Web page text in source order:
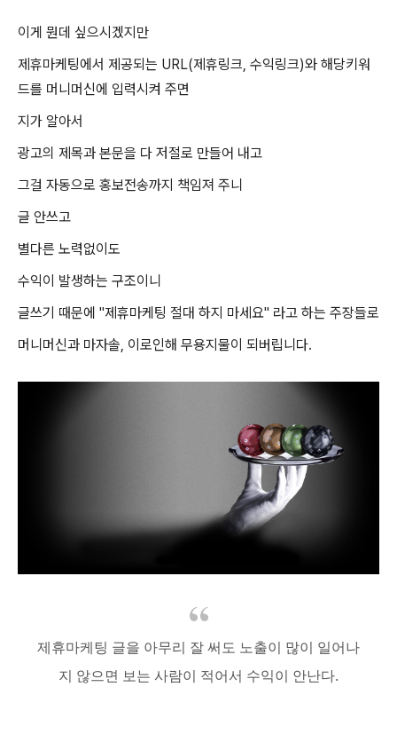
이게 뭔데 싶으시겠지만
제휴마케팅에서 제공되는 URL(제휴링크, 수익링크)와 해당키워
드를 머니머신에 입력시켜 주면
지가 알아서
광고의 제목과 본문을 다 저절로 만들어 내고
그걸 자동으로 홍보전송까지 책임져 주니
글 안쓰고
별다른 노력없이도
수익이 발생하는 구조이니
글쓰기 때문에 "제휴마케팅 절대 하지 마세요" 라고 하는 주장들로
머니머신과 마자솔, 이로인해 무용지물이 되버립니다.
제휴마케팅 글을 아무리 잘 써도 노출이 많이 일어나
지 않으면 보는 사람이 적어서 수익이 안난다.